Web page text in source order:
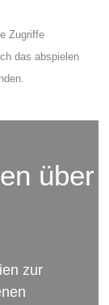
Zugriffe
das abspielen
über
zur